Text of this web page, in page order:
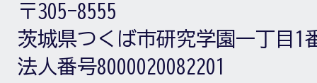
〒305-8555
茨城県つくば市研究学園一丁目1
法人番号8000020082201